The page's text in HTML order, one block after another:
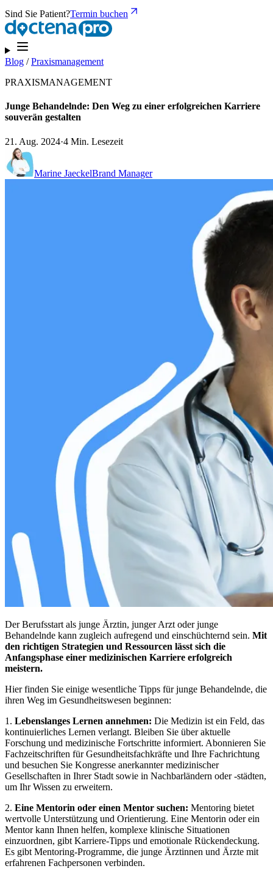
Sind Sie Patient?Termin buchen
Blog /Praxismanagement
PRAXISMANAGEMENT
Junge Behandelnde: Den Weg zu einer erfolgreichen Karriere
souverän gestalten
21. Aug. 2024·4 Min. Lesezeit
Marine JaeckelBrand Manager
Der Berufsstart als junge Ärztin, junger Arzt oder junge
Behandelnde kann zugleich aufregend und einschüchternd sein. Mit
den richtigen Strategien und Ressourcen lässt sich die
Anfangsphase einer medizinischen Karriere erfolgreich
meistern.
Hier finden Sie einige wesentliche Tipps für junge Behandelnde, die
ihren Weg im Gesundheitswesen beginnen:
1. Lebenslanges Lernen annehmen: Die Medizin ist ein Feld, das
kontinuierliches Lernen verlangt. Bleiben Sie über aktuelle
Forschung und medizinische Fortschritte informiert. Abonnieren Sie
Fachzeitschriften für Gesundheitsfachkräfte und Ihre Fachrichtung
und besuchen Sie Kongresse anerkannter medizinischer
Gesellschaften in Ihrer Stadt sowie in Nachbarländern oder -städten,
um Ihr Wissen zu erweitern.
2. Eine Mentorin oder einen Mentor suchen: Mentoring bietet
wertvolle Unterstützung und Orientierung. Eine Mentorin oder ein
Mentor kann Ihnen helfen, komplexe klinische Situationen
einzuordnen, gibt Karriere-Tipps und emotionale Rückendeckung.
Es gibt Mentoring-Programme, die junge Ärztinnen und Ärzte mit
erfahrenen Fachpersonen verbinden.